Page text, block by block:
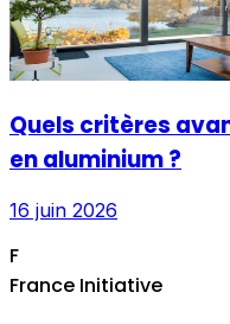
Quels critères
en aluminium ?
16 juin 2026
F
France Initiative